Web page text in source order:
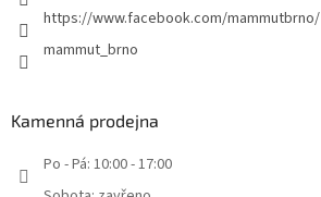
https://www.facebook.com/mammutbrno/
mammut_brno
Kamenná prodejna
Po - Pá: 10:00 - 17:00